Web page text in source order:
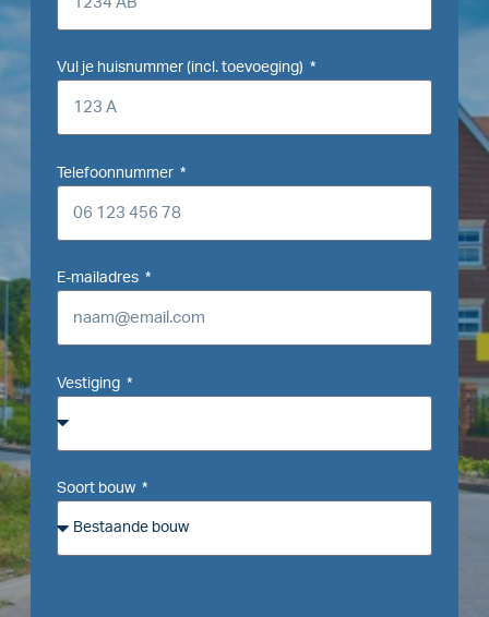
Vul je huisnummer (incl. toevoeging)
Telefoonnummer
E-mailadres
Vestiging
Soort bouw